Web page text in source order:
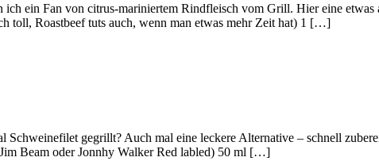
ein Fan von citrus-mariniertem Rindfleisch vom Grill. Hier eine etwas
toll, Roastbeef tuts auch, wenn man etwas mehr Zeit hat) 1 […]
gegrillt? Auch mal eine leckere Alternative – schnell
Beam oder Jonnhy Walker Red labled) 50 ml […]